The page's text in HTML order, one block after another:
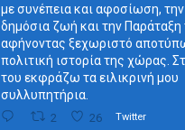
με συνέπεια και αφοσίωση,
δημόσια ζωή και την Παράταξη
αφήνοντας ξεχωριστό
πολιτική ιστορία της χώρας.
του εκφράζω τα ειλικρινή μου
συλλυπητήρια.
2 26 Twitter